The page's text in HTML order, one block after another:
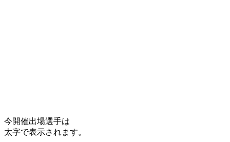
今開催出場選手は
太字で表示されます。